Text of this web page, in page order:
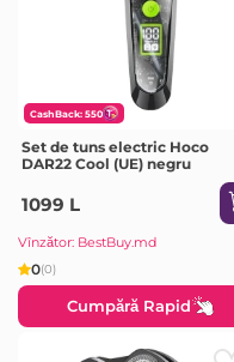
CashBack: 550
Set de tuns electric Hoco
DAR22 Cool (UE) negru
1099 L
Vînzător: BestBuy.md
0(0)
Cumpără Rapid